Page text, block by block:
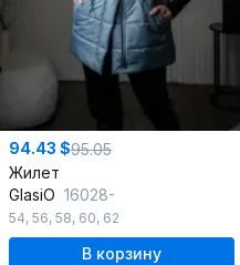
94.43 $95.05
Жилет
GlasiO 16028-
54, 56, 58, 60, 62
В корзину